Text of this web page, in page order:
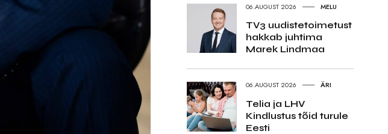
06.AUGUST 2026 MELU
TV3 uudistetoimetust
hakkab juhtima
Marek Lindmaa
06.AUGUST 2026 ÄRI
Telia ja LHV
Kindlustus tõid turule
Eesti